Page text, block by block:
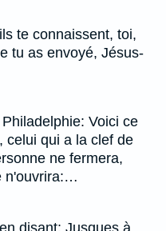
te connaissent, toi,
tu as envoyé, Jésus-
Voici ce
celui qui a la clef de
ne fermera,
n'ouvrira:…
disant: Jusques à